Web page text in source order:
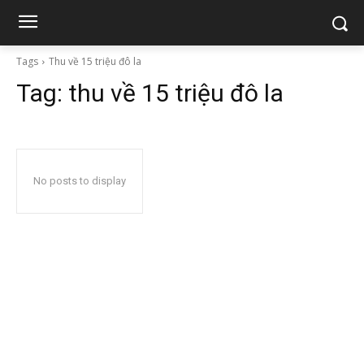
Tags Thu về 15 triệu đô la
Tag: thu về 15 triệu đô la
No posts to display